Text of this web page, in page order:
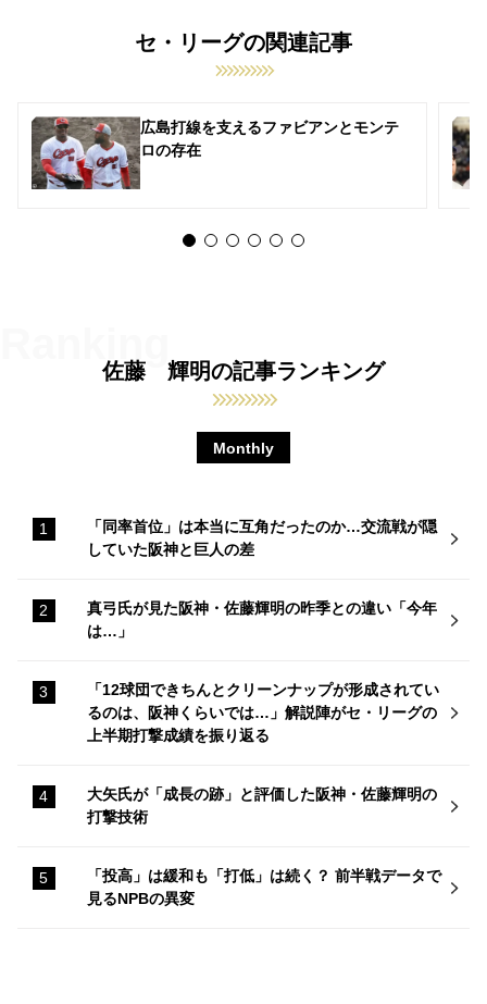
セ・リーグの関連記事
広島打線を支えるファビアンとモンテ
ロの存在
佐藤 輝明の記事ランキング
Monthly
「同率首位」は本当に互角だったのか…交流戦が隠
していた阪神と巨人の差
真弓氏が見た阪神・佐藤輝明の昨季との違い「今年
は…」
「12球団できちんとクリーンナップが形成されてい
るのは、阪神くらいでは…」解説陣がセ・リーグの
上半期打撃成績を振り返る
大矢氏が「成長の跡」と評価した阪神・佐藤輝明の
打撃技術
「投高」は緩和も「打低」は続く？ 前半戦データで
見るNPBの異変